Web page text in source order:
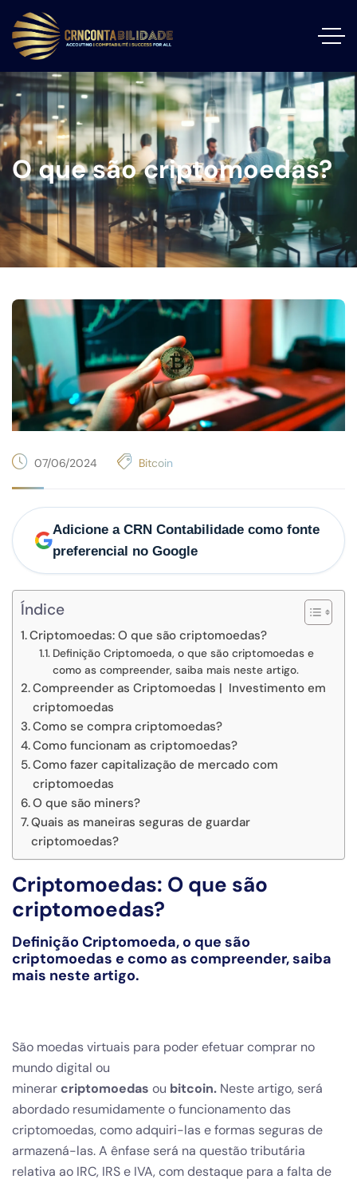
O que são criptomoedas?
07/06/2024 Bitcoin
Adicione a CRN Contabilidade como fonte
preferencial no Google
Índice
Criptomoedas: O que são criptomoedas?
Definição Criptomoeda, o que são criptomoedas e
como as compreender, saiba mais neste artigo.
Compreender as Criptomoedas | Investimento em
criptomoedas
Como se compra criptomoedas?
Como funcionam as criptomoedas?
Como fazer capitalização de mercado com
criptomoedas
O que são miners?
Quais as maneiras seguras de guardar
criptomoedas?
Criptomoedas: O que são
criptomoedas?
Definição Criptomoeda, o que são
criptomoedas e como as compreender, saiba
mais neste artigo.
São moedas virtuais para poder efetuar comprar no
mundo digital ou
minerar criptomoedas ou bitcoin. Neste artigo, será
abordado resumidamente o funcionamento das
criptomoedas, como adquiri-las e formas seguras de
armazená-las. A ênfase será na questão tributária
relativa ao IRC, IRS e IVA, com destaque para a falta de